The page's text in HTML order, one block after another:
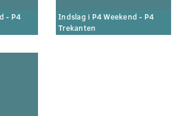
- P4
Indslag i P4 Weekend - P4
Trekanten